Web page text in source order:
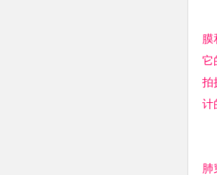
膜
它
拍
计
肺